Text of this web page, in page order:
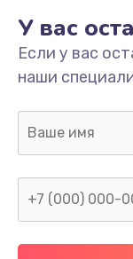
У вас
Если у вас
наши